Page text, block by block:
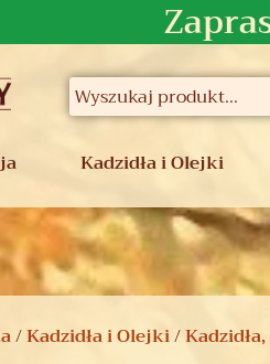
Kadzidła i Olejki
/Kadzidła i Olejki/